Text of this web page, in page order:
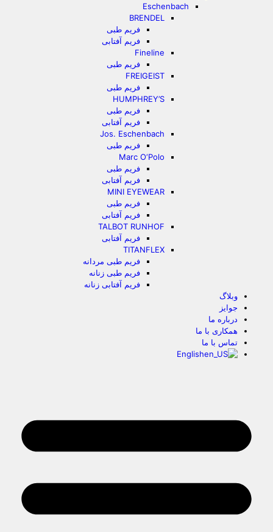
Eschenbach
BRENDEL
فریم طبی
فریم آفتابی
Fineline
فریم طبی
FREIGEIST
فریم طبی
HUMPHREY’S
فریم طبی
فریم آفتابی
Jos. Eschenbach
فریم طبی
Marc O‘Polo
فریم طبی
فریم آفتابی
MINI EYEWEAR
فریم طبی
فریم آفتابی
TALBOT RUNHOF
فریم آفتابی
TITANFLEX
فریم طبی مردانه
فریم طبی زنانه
فریم آفتابی زنانه
وبلاگ
جوایز
درباره ما
همکاری با ما
تماس با ما
English